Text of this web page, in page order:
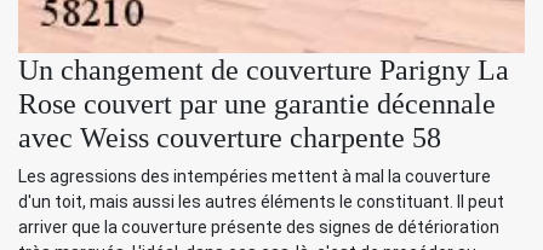
Un changement de couverture Parigny La
Rose couvert par une garantie décennale
avec Weiss couverture charpente 58
Les agressions des intempéries mettent à mal la couverture
d'un toit, mais aussi les autres éléments le constituant. Il peut
arriver que la couverture présente des signes de détérioration